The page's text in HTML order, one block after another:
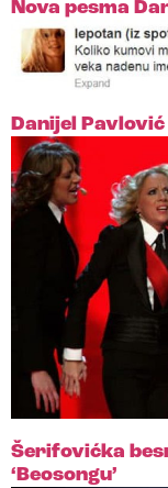
Nova pesma
Danijel
Šerifovićka
‘Beosongu’